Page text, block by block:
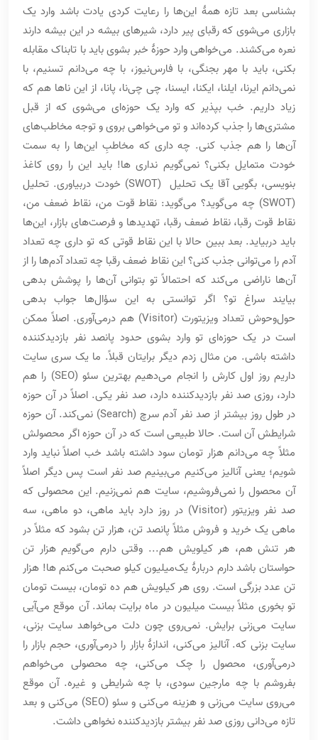
بشناسی بعد تازه همۀ این‌ها را رعایت کردی یادت باشد وارد یک
بازاری می‌شوی که رقبای پیر دارد، شیرهای بیشه در این بیشه دارند
نعره می‌کشند. می‌خواهی وارد حوزۀ خبر بشوی باید با تابناک مقابله
بکنی، باید با مهر بجنگی، با فارس‌نیوز، با چه می‌دانم تسنیم، با
نمی‌دانم ایرنا، ایلنا، ایکنا، ایسنا، چی چی‌نا، پانا، از این ناها هم که
زیاد داریم. خب بپذیر که وارد یک حوزه‌ای می‌شوی که از قبل
مشتری‌ها را جذب کرده‌اند و تو می‌خواهی بروی و توجه مخاطب‌های
آن‌ها را هم جذب کنی. چه داری که مخاطبِ این‌ها را به سمت
خودت متمایل بکنی؟ نمی‌گویم نداری ها! باید این را روی کاغذ
بنویسی، بگویی آقا یک تحلیل (SWOT) خودت دربیاوری. تحلیل
(SWOT) چه می‌گوید؟ می‌گوید: نقاط قوت من، نقاط ضعف من،
نقاط قوت رقبا، نقاط ضعف رقبا، تهدیدها و فرصت‌های بازار، این‌ها
باید دربیاید. بعد ببین حالا با این نقاط قوتی که تو داری چه تعداد
آدم را می‌توانی جذب کنی؟ این نقاط ضعف رقبا چه تعداد آدم‌ها را از
آن‌ها ناراضی می‌کند که احتمالاً تو بتوانی آن‌ها را پوشش بدهی
بیایند سراغ تو؟ اگر توانستی به این سؤال‌ها جواب بدهی
حول‌وحوش تعداد ویزیتورت (Visitor) هم درمی‌آوری. اصلاً ممکن
است در یک حوزه‌ای تو وارد بشوی حدود پانصد نفر بازدیدکننده
داشته باشی. من مثال زدم دیگر برایتان قبلاً. ما یک سری سایت
داریم روز اول کارش را انجام می‌دهیم بهترین سئو (SEO) را هم
دارد، روزی صد نفر بازدیدکننده دارد، صد نفر یکی. اصلاً در آن حوزه
در طول روز بیشتر از صد نفر آدم سرچ (Search) نمی‌کند. آن حوزه
شرایطش آن است. حالا طبیعی است که در آن حوزه اگر محصولش
مثلاً چه می‌دانم هزار تومان سود داشته باشد خب اصلاً نباید وارد
شویم؛ یعنی آنالیز می‌کنیم می‌بینیم صد نفر است پس دیگر اصلاً
آن محصول را نمی‌فروشیم، سایت هم نمی‌زنیم. این محصولی که
صد نفر ویزیتور (Visitor) در روز دارد باید ماهی، دو ماهی، سه
ماهی یک خرید و فروش مثلاً پانصد تن، هزار تن بشود که مثلاً در
هر تنش هم، هر کیلویش هم... وقتی دارم می‌گویم هزار تن
حواستان باشد دارم دربارۀ یک‌میلیون کیلو صحبت می‌کنم ها! هزار
تن عدد بزرگی است. روی هر کیلویش هم ده تومان، بیست تومان
تو بخوری مثلاً بیست میلیون در ماه برایت بماند. آن موقع می‌آیی
سایت می‌زنی برایش. نمی‌روی چون دلت می‌خواهد سایت بزنی،
سایت بزنی که. آنالیز می‌کنی، اندازۀ بازار را درمی‌آوری، حجم بازار را
درمی‌آوری، محصول را چک می‌کنی، چه محصولی می‌خواهم
بفروشم با چه مارجین سودی، با چه شرایطی و غیره. آن موقع
می‌روی سایت می‌زنی و هزینه می‌کنی و سئو (SEO) می‌کنی و بعد
تازه می‌دانی روزی صد نفر بیشتر بازدیدکننده نخواهی داشت.